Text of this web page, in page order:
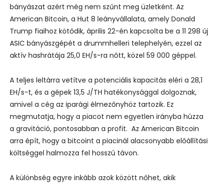
bányászat azért még nem szűnt meg üzletként. Az
American Bitcoin, a Hut 8 leányvállalata, amely Donald
Trump fiaihoz kötődik, április 22-én kapcsolta be a 11 298 új
ASIC bányászgépét a drummhelleri telephelyén, ezzel az
aktív hashrátája 25,0 EH/s-ra nőtt, közel 59 000 géppel.
A teljes leltárra vetítve a potenciális kapacitás eléri a 28,1
EH/s-t, és a gépek 13,5 J/TH hatékonysággal dolgoznak,
amivel a cég az iparági élmezőnyhöz tartozik. Ez
megmutatja, hogy a piacot nem egyetlen irányba húzza
a gravitáció, pontosabban a profit. Az American Bitcoin
arra épít, hogy a bitcoint a piacinál alacsonyabb előállítási
költséggel halmozza fel hosszú távon.
A különbség egyre inkább azok között nőhet, akik